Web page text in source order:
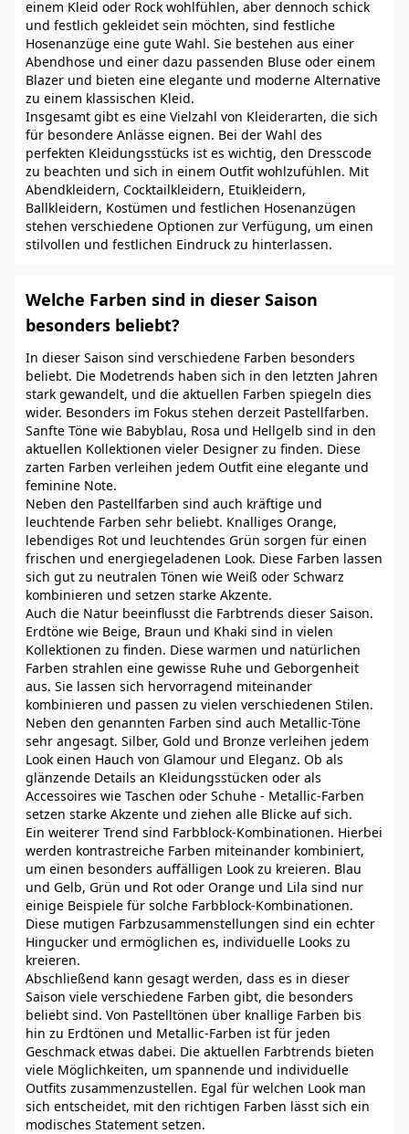
einem Kleid oder Rock wohlfühlen, aber dennoch schick
und festlich gekleidet sein möchten, sind festliche
Hosenanzüge eine gute Wahl. Sie bestehen aus einer
Abendhose und einer dazu passenden Bluse oder einem
Blazer und bieten eine elegante und moderne Alternative
zu einem klassischen Kleid.
Insgesamt gibt es eine Vielzahl von Kleiderarten, die sich
für besondere Anlässe eignen. Bei der Wahl des
perfekten Kleidungsstücks ist es wichtig, den Dresscode
zu beachten und sich in einem Outfit wohlzufühlen. Mit
Abendkleidern, Cocktailkleidern, Etuikleidern,
Ballkleidern, Kostümen und festlichen Hosenanzügen
stehen verschiedene Optionen zur Verfügung, um einen
stilvollen und festlichen Eindruck zu hinterlassen.
Welche Farben sind in dieser Saison
besonders beliebt?
In dieser Saison sind verschiedene Farben besonders
beliebt. Die Modetrends haben sich in den letzten Jahren
stark gewandelt, und die aktuellen Farben spiegeln dies
wider. Besonders im Fokus stehen derzeit Pastellfarben.
Sanfte Töne wie Babyblau, Rosa und Hellgelb sind in den
aktuellen Kollektionen vieler Designer zu finden. Diese
zarten Farben verleihen jedem Outfit eine elegante und
feminine Note.
Neben den Pastellfarben sind auch kräftige und
leuchtende Farben sehr beliebt. Knalliges Orange,
lebendiges Rot und leuchtendes Grün sorgen für einen
frischen und energiegeladenen Look. Diese Farben lassen
sich gut zu neutralen Tönen wie Weiß oder Schwarz
kombinieren und setzen starke Akzente.
Auch die Natur beeinflusst die Farbtrends dieser Saison.
Erdtöne wie Beige, Braun und Khaki sind in vielen
Kollektionen zu finden. Diese warmen und natürlichen
Farben strahlen eine gewisse Ruhe und Geborgenheit
aus. Sie lassen sich hervorragend miteinander
kombinieren und passen zu vielen verschiedenen Stilen.
Neben den genannten Farben sind auch Metallic-Töne
sehr angesagt. Silber, Gold und Bronze verleihen jedem
Look einen Hauch von Glamour und Eleganz. Ob als
glänzende Details an Kleidungsstücken oder als
Accessoires wie Taschen oder Schuhe - Metallic-Farben
setzen starke Akzente und ziehen alle Blicke auf sich.
Ein weiterer Trend sind Farbblock-Kombinationen. Hierbei
werden kontrastreiche Farben miteinander kombiniert,
um einen besonders auffälligen Look zu kreieren. Blau
und Gelb, Grün und Rot oder Orange und Lila sind nur
einige Beispiele für solche Farbblock-Kombinationen.
Diese mutigen Farbzusammenstellungen sind ein echter
Hingucker und ermöglichen es, individuelle Looks zu
kreieren.
Abschließend kann gesagt werden, dass es in dieser
Saison viele verschiedene Farben gibt, die besonders
beliebt sind. Von Pastelltönen über knallige Farben bis
hin zu Erdtönen und Metallic-Farben ist für jeden
Geschmack etwas dabei. Die aktuellen Farbtrends bieten
viele Möglichkeiten, um spannende und individuelle
Outfits zusammenzustellen. Egal für welchen Look man
sich entscheidet, mit den richtigen Farben lässt sich ein
modisches Statement setzen.